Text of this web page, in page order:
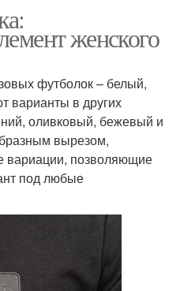
женского
футболок – белый,
варианты в других
оливковый, бежевый и
вырезом,
вариации, позволяющие
под любые